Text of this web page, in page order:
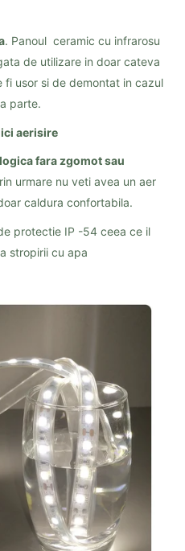
. Panoul ceramic cu infrarosu
de utilizare in doar cateva
usor si de demontat in cazul
parte.
aerisire
fara zgomot sau
urmare nu veti avea un aer
caldura confortabila.
protectie IP -54 ceea ce il
stropirii cu apa